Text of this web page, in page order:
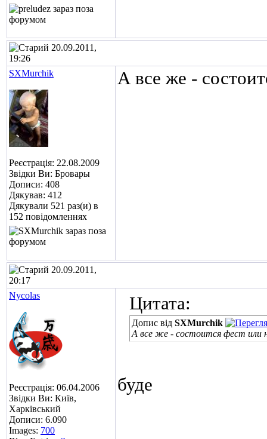
20.09.2011,
19:26
SXMurchik
Реєстрація: 22.08.2009
Звідки Ви: Бровары
Дописи: 408
Дякував: 412
Дякували 521 раз(и) в
152 повідомленнях
А все же -
20.09.2011,
20:17
Nycolas
Реєстрація: 06.04.2006
Звідки Ви: Київ,
Харківський
Дописи: 6.090
Images: 700
Цитата:
Допис від SXMurchik
А все же - состоится фест или
буде